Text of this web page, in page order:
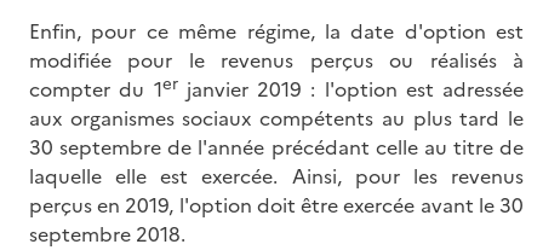
Enfin, pour ce même régime, la date d'option est
modifiée pour le revenus perçus ou réalisés à
compter du 1erjanvier 2019 : l'option est adressée
aux organismes sociaux compétents au plus tard le
30 septembre de l'année précédant celle au titre de
laquelle elle est exercée. Ainsi, pour les revenus
perçus en 2019, l'option doit être exercée avant le 30
septembre 2018.